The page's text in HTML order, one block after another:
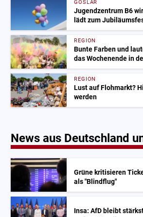
GOSLAR
Jugendzentrum B6
lädt zum
REGION
Bunte Farben und
das Wochenende in
REGION
Lust auf Flohmarkt?
werden
News aus Deutschland
Grüne kritisieren
als "Blindflug"
Insa: AfD bleibt